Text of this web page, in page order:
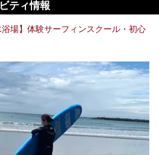
を30件紹介したいと思います！
ティ情報
浴場】体験サーフィンスクール・初心